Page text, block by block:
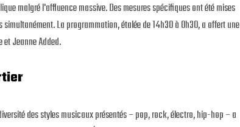
malgré l'affluence massive. Des mesures spécifiques ont été mises
La programmation, étalée de 14h30 à 0h30, a offert une
et Jeanne Added.
des styles musicaux présentés – pop, rock, électro, hip-hop – a